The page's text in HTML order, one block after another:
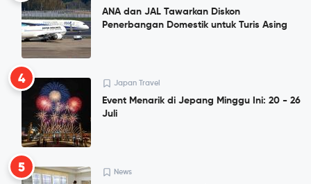
ANA dan JAL Tawarkan Diskon
Penerbangan Domestik untuk Turis Asing
4 Japan Travel
Event Menarik di Jepang Minggu Ini: 20 - 26
Juli
5 News